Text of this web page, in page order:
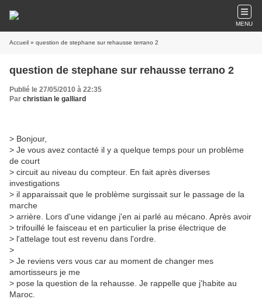
MENU
Accueil » question de stephane sur rehausse terrano 2
question de stephane sur rehausse terrano 2
Publié le 27/05/2010 à 22:35
Par christian le galliard
> Bonjour,
> Je vous avez contacté il y a quelque temps pour un problème
de court
> circuit au niveau du compteur. En fait après diverses
investigations
> il apparaissait que le problème surgissait sur le passage de la
marche
> arrière. Lors d'une vidange j'en ai parlé au mécano. Après avoir
> trifouillé le faisceau et en particulier la prise électrique de
> l'attelage tout est revenu dans l'ordre.
>
> Je reviens vers vous car au moment de changer mes
amortisseurs je me
> pose la question de la rehausse. Je rappelle que j'habite au
Maroc.